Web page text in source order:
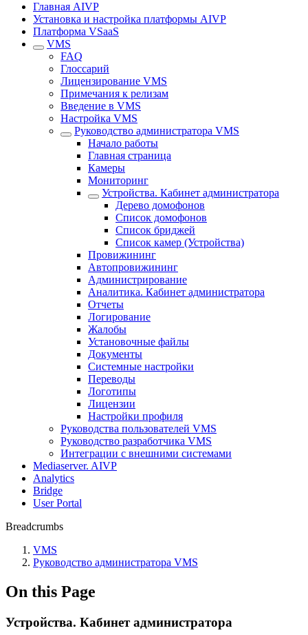
Главная AIVP
Установка и настройка платформы AIVP
Платформа VSaaS
VMS
FAQ
Глоссарий
Лицензирование VMS
Примечания к релизам
Введение в VMS
Настройка VMS
Руководство администратора VMS
Начало работы
Главная страница
Камеры
Мониторинг
Устройства. Кабинет администратора
Дерево домофонов
Список домофонов
Список бриджей
Список камер (Устройства)
Провижининг
Автопровижининг
Администрирование
Аналитика. Кабинет администратора
Отчеты
Логирование
Жалобы
Установочные файлы
Документы
Системные настройки
Переводы
Логотипы
Лицензии
Настройки профиля
Руководства пользователей VMS
Руководство разработчика VMS
Интеграции с внешними системами
Mediaserver. AIVP
Analytics
Bridge
User Portal
Breadcrumbs
VMS
Руководство администратора VMS
On this Page
Устройства. Кабинет администратора